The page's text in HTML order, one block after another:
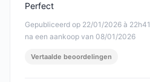
Gepubliceerd op 22/01/2026 à 22h41
na een aankoop van 08/01/2026
Perfect
Vertaalde beoordelingen